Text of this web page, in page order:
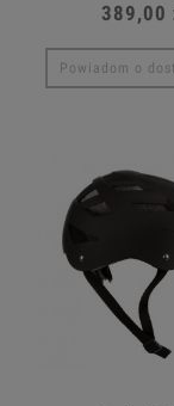
389,00
Powiadom o